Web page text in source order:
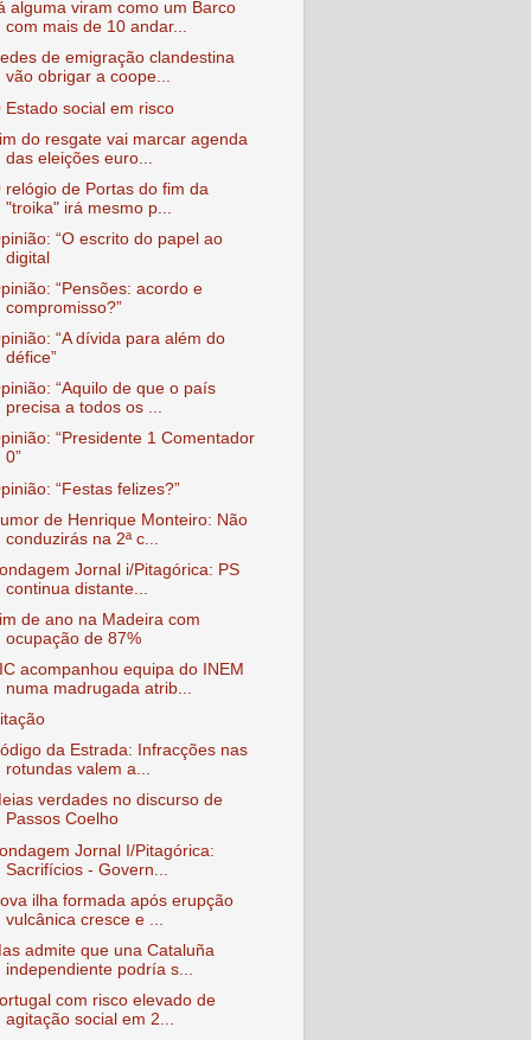
alguma viram como um Barco
com mais de 10 andar...
de emigração clandestina
vão obrigar a coope...
Estado social em risco
do resgate vai marcar agenda
das eleições euro...
relógio de Portas do fim da
"troika" irá mesmo p...
“O escrito do papel ao
digital
“Pensões: acordo e
compromisso?”
“A dívida para além do
défice”
“Aquilo de que o país
precisa a todos os ...
“Presidente 1 Comentador
0”
“Festas felizes?”
de Henrique Monteiro: Não
conduzirás na 2ª c...
Jornal i/Pitagórica: PS
continua distante...
de ano na Madeira com
ocupação de 87%
acompanhou equipa do INEM
numa madrugada atrib...
da Estrada: Infracções nas
rotundas valem a...
verdades no discurso de
Passos Coelho
Jornal I/Pitagórica:
Sacrifícios - Govern...
ilha formada após erupção
vulcânica cresce e ...
admite que una Cataluña
independiente podría s...
com risco elevado de
agitação social em 2...